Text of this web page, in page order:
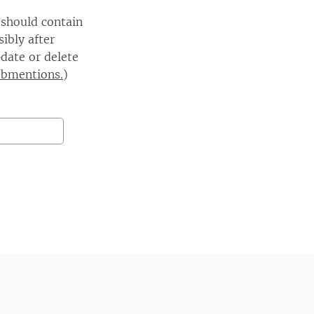
contain
after
or delete
)